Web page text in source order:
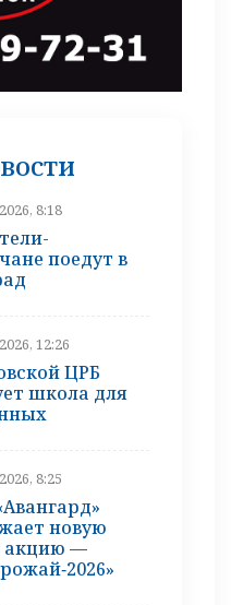
8:18
поедут в
12:26
ЦРБ
школа для
8:25
новую
акцию —